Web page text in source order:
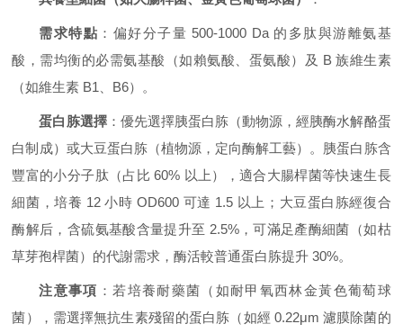
需求特點 ：偏好分子量 500-1000 Da 的多肽與游離氨基
酸，需均衡的必需氨基酸（如賴氨酸、蛋氨酸）及 B 族維生素
（如維生素 B1、B6）。
蛋白胨選擇：優先選擇胰蛋白胨（動物源，經胰酶水解酪蛋
白制成）或大豆蛋白胨（植物源，定向酶解工藝）。胰蛋白胨含
豐富的小分子肽（占比 60% 以上），適合大腸桿菌等快速生長
細菌，培養 12 小時 OD600 可達 1.5 以上；大豆蛋白胨經復合
酶解后，含硫氨基酸含量提升至 2.5%，可滿足產酶細菌（如枯
草芽孢桿菌）的代謝需求，酶活較普通蛋白胨提升 30%。
注意事項 ：若培養耐藥菌（如耐甲氧西林金黃色葡萄球
菌），需選擇無抗生素殘留的蛋白胨（如經 0.22μm 濾膜除菌的